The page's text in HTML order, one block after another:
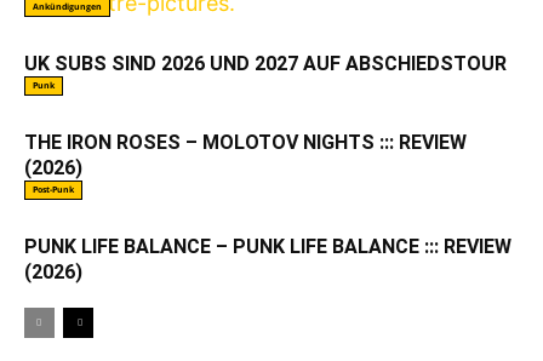
Ankündigungen
UK SUBS SIND 2026 UND 2027 AUF ABSCHIEDSTOUR
Punk
THE IRON ROSES – MOLOTOV NIGHTS ::: REVIEW
(2026)
Post-Punk
PUNK LIFE BALANCE – PUNK LIFE BALANCE ::: REVIEW
(2026)